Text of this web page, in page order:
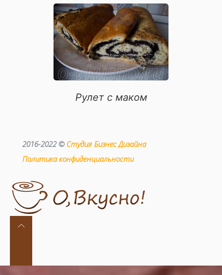
Рулет с маком
2016-2022 © Студия Бизнес Дизайна
Политика конфиденциальности